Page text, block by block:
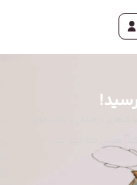
درخشان و بافت‌های
همین حالا خرید کنید!